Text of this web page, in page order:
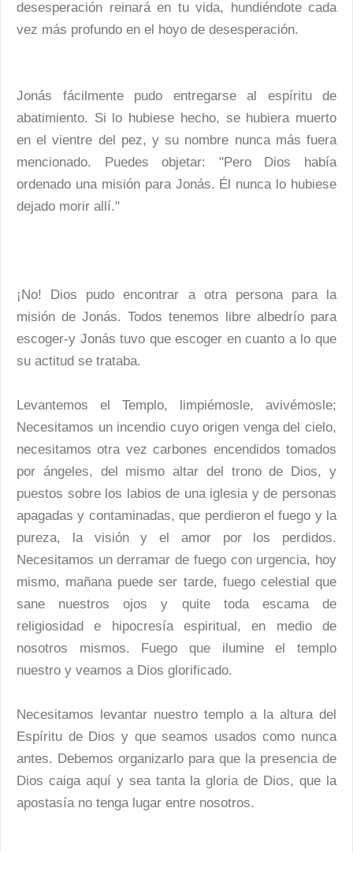
desesperación reinará en tu vida, hundiéndote cada
vez más profundo en el hoyo de desesperación.
Jonás fácilmente pudo entregarse al espíritu de
abatimiento. Si lo hubiese hecho, se hubiera muerto
en el vientre del pez, y su nombre nunca más fuera
mencionado. Puedes objetar: "Pero Dios había
ordenado una misión para Jonás. Él nunca lo hubiese
dejado morir allí."
¡No! Dios pudo encontrar a otra persona para la
misión de Jonás. Todos tenemos libre albedrío para
escoger-y Jonás tuvo que escoger en cuanto a lo que
su actitud se trataba.
Levantemos el Templo, limpiémosle, avivémosle;
Necesitamos un incendio cuyo origen venga del cielo,
necesitamos otra vez carbones encendidos tomados
por ángeles, del mismo altar del trono de Dios, y
puestos sobre los labios de una iglesia y de personas
apagadas y contaminadas, que perdieron el fuego y la
pureza, la visión y el amor por los perdidos.
Necesitamos un derramar de fuego con urgencia, hoy
mismo, mañana puede ser tarde, fuego celestial que
sane nuestros ojos y quite toda escama de
religiosidad e hipocresía espiritual, en medio de
nosotros mismos. Fuego que ilumine el templo
nuestro y veamos a Dios glorificado.
Necesitamos levantar nuestro templo a la altura del
Espíritu de Dios y que seamos usados como nunca
antes. Debemos organizarlo para que la presencia de
Dios caiga aquí y sea tanta la gloria de Dios, que la
apostasía no tenga lugar entre nosotros.